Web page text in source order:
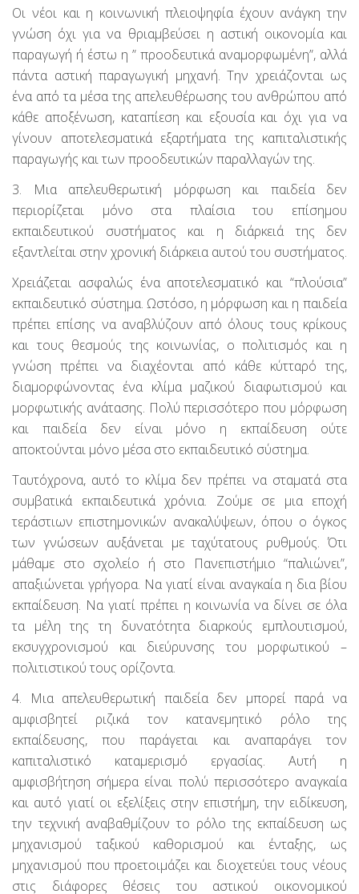
Οι νέοι και η κοινωνική πλειοψηφία έχουν ανάγκη την
γνώση όχι για να θριαμβεύσει η αστική οικονομία και
παραγωγή ή έστω η ” προοδευτικά αναμορφωμένη”, αλλά
πάντα αστική παραγωγική μηχανή. Την χρειάζονται ως
ένα από τα μέσα της απελευθέρωσης του ανθρώπου από
κάθε αποξένωση, καταπίεση και εξουσία και όχι για να
γίνουν αποτελεσματικά εξαρτήματα της καπιταλιστικής
παραγωγής και των προοδευτικών παραλλαγών της.
3. Μια απελευθερωτική μόρφωση και παιδεία δεν
περιορίζεται μόνο στα πλαίσια του επίσημου
εκπαιδευτικού συστήματος και η διάρκειά της δεν
εξαντλείται στην χρονική διάρκεια αυτού του συστήματος.
Χρειάζεται ασφαλώς ένα αποτελεσματικό και “πλούσια”
εκπαιδευτικό σύστημα. Ωστόσο, η μόρφωση και η παιδεία
πρέπει επίσης να αναβλύζουν από όλους τους κρίκους
και τους θεσμούς της κοινωνίας, ο πολιτισμός και η
γνώση πρέπει να διαχέονται από κάθε κύτταρό της,
διαμορφώνοντας ένα κλίμα μαζικού διαφωτισμού και
μορφωτικής ανάτασης. Πολύ περισσότερο που μόρφωση
και παιδεία δεν είναι μόνο η εκπαίδευση ούτε
αποκτούνται μόνο μέσα στο εκπαιδευτικό σύστημα.
Ταυτόχρονα, αυτό το κλίμα δεν πρέπει να σταματά στα
συμβατικά εκπαιδευτικά χρόνια. Ζούμε σε μια εποχή
τεράστιων επιστημονικών ανακαλύψεων, όπου ο όγκος
των γνώσεων αυξάνεται με ταχύτατους ρυθμούς. Ότι
μάθαμε στο σχολείο ή στο Πανεπιστήμιο “παλιώνει”,
απαξιώνεται γρήγορα. Να γιατί είναι αναγκαία η δια βίου
εκπαίδευση. Να γιατί πρέπει η κοινωνία να δίνει σε όλα
τα μέλη της τη δυνατότητα διαρκούς εμπλουτισμού,
εκσυγχρονισμού και διεύρυνσης του μορφωτικού –
πολιτιστικού τους ορίζοντα.
4. Μια απελευθερωτική παιδεία δεν μπορεί παρά να
αμφισβητεί ριζικά τον κατανεμητικό ρόλο της
εκπαίδευσης, που παράγεται και αναπαράγει τον
καπιταλιστικό καταμερισμό εργασίας. Αυτή η
αμφισβήτηση σήμερα είναι πολύ περισσότερο αναγκαία
και αυτό γιατί οι εξελίξεις στην επιστήμη, την ειδίκευση,
την τεχνική αναβαθμίζουν το ρόλο της εκπαίδευση ως
μηχανισμού ταξικού καθορισμού και ένταξης, ως
μηχανισμού που προετοιμάζει και διοχετεύει τους νέους
στις διάφορες θέσεις του αστικού οικονομικού